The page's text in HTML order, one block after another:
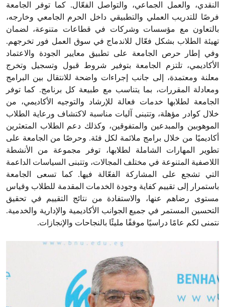
النقدي، والعمل الجماعي، والتواصل الفعّال. كما توفر الجامعة
فرصًا للتدريب العملي والتطبيقي داخل الحرم الجامعي وخارجه،
بالتعاون مع مؤسسات وشركات في قطاعات متنوعة، لضمان
تهيئة الطلاب بشكل فعّال للاندماج في سوق العمل فور تخرجهم.
وفي إطار حرص الجامعة على تطبيق معايير الجودة والاعتماد
الأكاديمي، تلتزم الجامعة بتوفير شروط قبول وتسجيل وتخرج
معلنة ومعتمدة، إلى جانب إجراءات واضحة للانتقال بين البرامج
ومعادلة المقررات، بما يتناسب مع طبيعة كل برنامج. كما توفر
الجامعة لطلابها خدمات فعالة للإرشاد والتوجيه الأكاديمي، من
خلال كوادر مؤهلة، وتتبنى آليات مناسبة لاكتشاف ورعاية الطلاب
الموهوبين والمبدعين والمتفوقين، وكذلك دعم الطلاب المتعثرين
أكاديميًا من خلال برامج ملائمة لكل فئة. وحرصًا من الجامعة على
تطوير المهارات الشاملة لطلابها، توفر مجموعة من الأنشطة
اللاصفية المتنوعة في مختلف المجالات، وتتبنى السياسات الداعمة
التي تشجع على المشاركة الفعّالة فيها. كما تسعى الجامعة
باستمرار إلى تقييم كفاية وجودة الخدمات المقدمة للطلاب وقياس
مستوى رضاهم عنها، والاستفادة من نتائج التقييم في تحقيق
التحسين المستمر في جميع الجوانب الأكاديمية والإدارية والخدمية.
نتمنى لكم عامًا دراسيًا موفقًا مليئًا بالنجاحات والإنجازات.